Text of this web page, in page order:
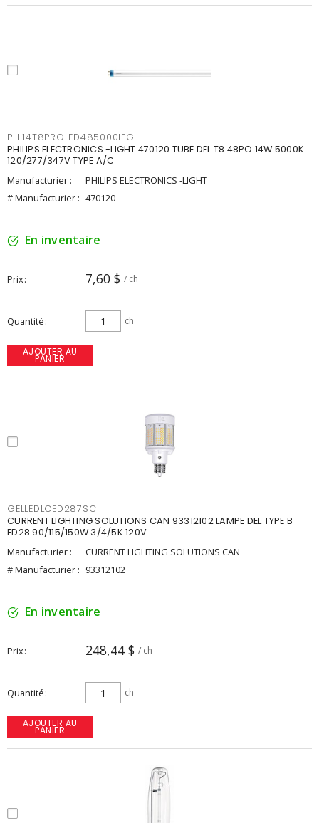
PHI14T8PROLED485000IFG
PHILIPS ELECTRONICS -LIGHT 470120 TUBE DEL T8 48PO 14W 5000K
120/277/347V TYPE A/C
Manufacturier :
PHILIPS ELECTRONICS -LIGHT
# Manufacturier : 470120
En inventaire
Prix 7,60 $ / ch
Quantité ch
AJOUTER AU
PANIER
GELLEDLCED287SC
CURRENT LIGHTING SOLUTIONS CAN 93312102 LAMPE DEL TYPE B
ED28 90/115/150W 3/4/5K 120V
Manufacturier :
CURRENT LIGHTING SOLUTIONS CAN
# Manufacturier : 93312102
En inventaire
Prix 248,44 $ / ch
Quantité ch
AJOUTER AU
PANIER